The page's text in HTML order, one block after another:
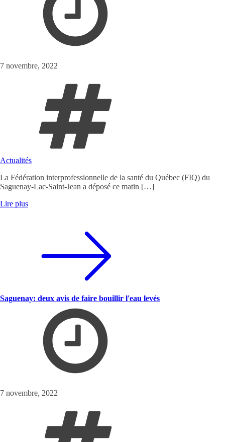
7 novembre, 2022
Actualités
La Fédération interprofessionnelle de la santé du Québec (FIQ) du
Saguenay-Lac-Saint-Jean a déposé ce matin […]
Lire plus
Saguenay: deux avis de faire bouillir l'eau levés
7 novembre, 2022